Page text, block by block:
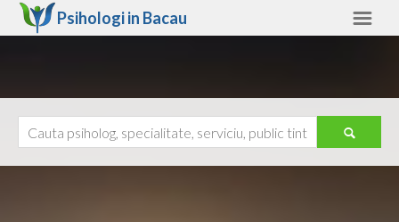
Psihologi in Bacau
Ajutor